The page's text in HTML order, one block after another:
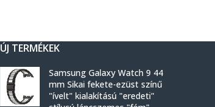
ÚJ TERMÉKEK
Samsung Galaxy Watch 9 44
mm Sikai fekete-ezüst színű
"ívelt" kialakítású "eredeti"